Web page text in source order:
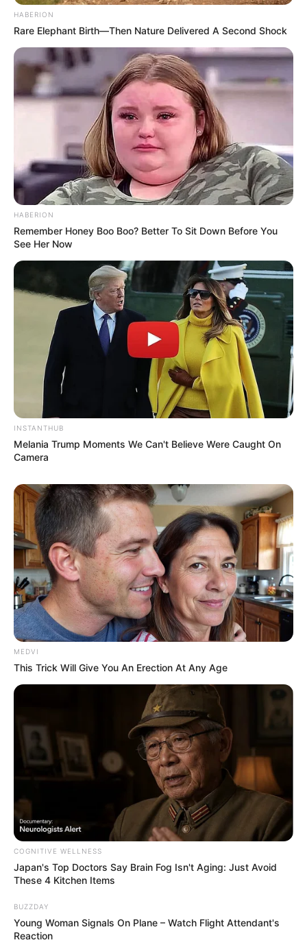
Participe do nosso grupo do
WhatsApp!
Fique informado em tempo real sobre as principais
notícias de Paraguaçu Paulista e região
Clique aqui para entrar no grupo
HABERION
Rare Elephant Birth—Then Nature Delivered A Second Shock
HABERION
Remember Honey Boo Boo? Better To Sit Down Before You
See Her Now
INSTANTHUB
Melania Trump Moments We Can't Believe Were Caught On
Camera
MEDVI
This Trick Will Give You An Erection At Any Age
COGNITIVE WELLNESS
Japan's Top Doctors Say Bra​in Fo​g Isn't Aging: Just Avoid
These 4 Kitchen Items
BUZZDAY
Young Woman Signals On Plane – Watch Flight Attendant's
Reaction